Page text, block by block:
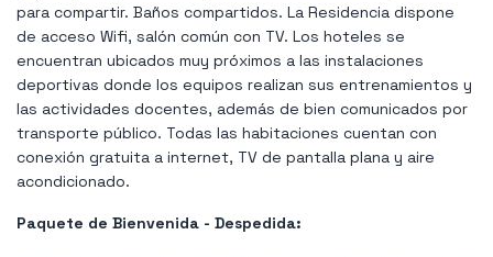
para compartir. Baños compartidos. La Residencia dispone
de acceso Wifi, salón común con TV. Los hoteles se
encuentran ubicados muy próximos a las instalaciones
deportivas donde los equipos realizan sus entrenamientos y
las actividades docentes, además de bien comunicados por
transporte público. Todas las habitaciones cuentan con
conexión gratuita a internet, TV de pantalla plana y aire
acondicionado.
Paquete de Bienvenida - Despedida: